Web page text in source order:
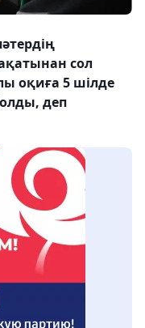
сол
оқиға 5 шілде
деп